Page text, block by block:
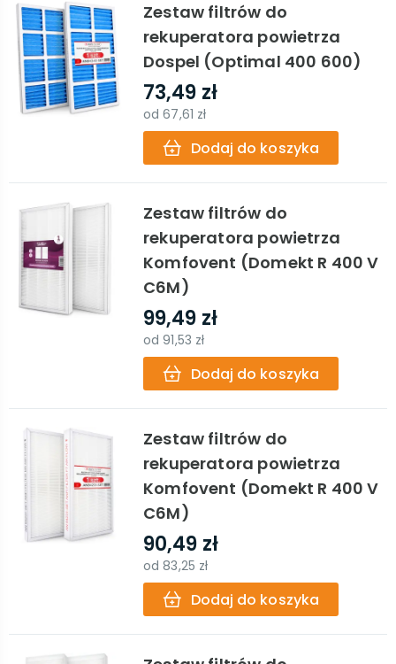
Zestaw filtrów do
rekuperatora powietrza
Dospel (Optimal 400 600)
73,49 zł
od67,61 zł
Dodaj do koszyka
Zestaw filtrów do
rekuperatora powietrza
Komfovent (Domekt R 400 V
C6M)
99,49 zł
od91,53 zł
Dodaj do koszyka
Zestaw filtrów do
rekuperatora powietrza
Komfovent (Domekt R 400 V
C6M)
90,49 zł
od83,25 zł
Dodaj do koszyka